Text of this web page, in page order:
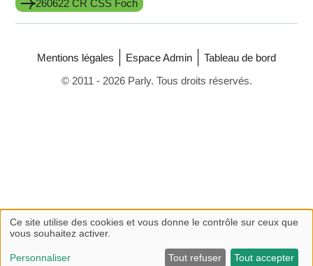
260622 CR CSS Foch
Mentions légales Espace Admin
Tableau de bord
© 2011 - 2026 Parly. Tous droits réservés.
Ce site utilise des cookies et vous donne le contrôle sur ceux que
vous souhaitez activer.
Personnaliser Tout refuser Tout accepter